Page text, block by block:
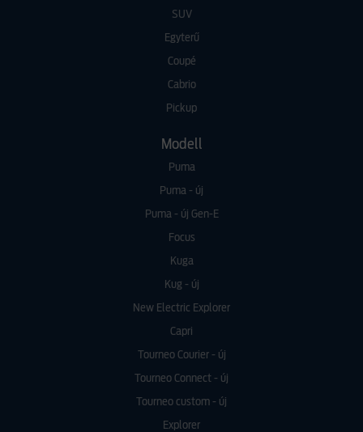
SUV
Egyterű
Coupé
Cabrio
Pickup
Modell
Puma
Puma - új
Puma - új Gen-E
Focus
Kuga
Kug - új
New Electric Explorer
Capri
Tourneo Courier - új
Tourneo Connect - új
Tourneo custom - új
Explorer